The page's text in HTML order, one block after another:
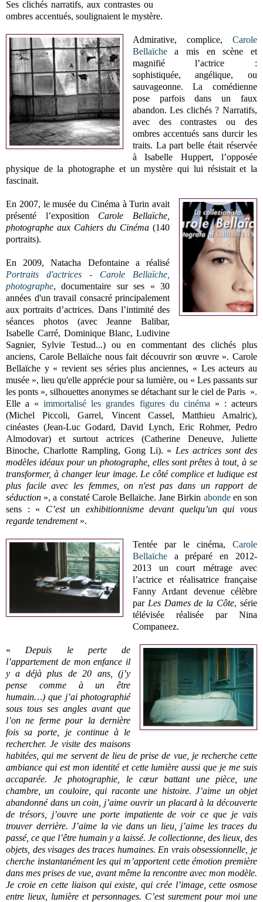
Ses clichés narratifs, aux contrastes ou
ombres accentués, soulignaient le mystère.
Admirative, complice, Carole
Bellaïchea mis en scène et
magnifié l’actrice :
sophistiquée, angélique, ou
sauvageonne. La comédienne
pose parfois dans un faux
abandon. Les clichés ? Narratifs,
avec des contrastes ou des
ombres accentués sans durcir les
traits. La part belle était réservée
à Isabelle Huppert, l’opposée
physique de la photographe et un mystère qui lui résistait et la
fascinait.
En 2007, le musée du Cinéma à Turin avait
présenté l’exposition Carole Bellaïche,
photographe aux Cahiers du Cinéma(140
portraits).
En 2009, Natacha Defontaine a réalisé
Portraits d'actrices - Carole Bellaïche,
photographe, documentaire sur ses « 30
années d'un travail consacré principalement
aux portraits d’actrices. Dans l’intimité des
séances photos (avec Jeanne Balibar,
Isabelle Carré, Dominique Blanc, Ludivine
Sagnier, Sylvie Testud...) ou en commentant des clichés plus
anciens, Carole Bellaïche nous fait découvrir son œuvre ». Carole
Bellaïche y « revient ses séries plus anciennes, « Les acteurs au
musée », lieu qu'elle apprécie pour sa lumière, ou « Les passants sur
les ponts », silhouettes anonymes se détachant sur le ciel de Paris ».
Elle a «immortalisé les grandes figures du cinéma » : acteurs
(Michel Piccoli, Garrel, Vincent Cassel, Matthieu Amalric),
cinéastes (Jean-Luc Godard, David Lynch, Eric Rohmer, Pedro
Almodovar) et surtout actrices (Catherine Deneuve, Juliette
Binoche, Charlotte Rampling, Gong Li). « Les actrices sont des
modèles idéaux pour un photographe, elles sont prêtes à tout, à se
transformer, à changer leur image. Le côté complice et ludique est
plus facile avec les femmes, on n'est pas dans un rapport de
séduction », a constaté Carole Bellaïche. Jane Birkin abondeen son
sens : « C’est un exhibitionnisme devant quelqu’un qui vous
regarde tendrement».
Tentée par le cinéma, Carole
Bellaïchea préparé en 2012-
2013 un court métrage avec
l’actrice et réalisatrice française
Fanny Ardant devenue célèbre
par Les Dames de la Côte, série
télévisée réalisée par Nina
Companeez.
« Depuis le perte de
l’appartement de mon enfance il
y a déjà plus de 20 ans, (j’y
pense comme à un être
humain…) que j’ai photographié
sous tous ses angles avant que
l’on ne ferme pour la dernière
fois sa porte, je continue à le
rechercher. Je visite des maisons
habitées, qui me servent de lieu de prise de vue, je recherche cette
ambiance qui est mon identité et cette lumière aussi que je me suis
accaparée. Je photographie, le cœur battant une pièce, une
chambre, un couloire, qui raconte une histoire. J’aime un objet
abandonné dans un coin, j’aime ouvrir un placard à la découverte
de trésors, j’ouvre une porte impatiente de voir ce que je vais
trouver derrière. J’aime la vie dans un lieu, j’aime les traces du
passé, ce que l’être humain y a laissé. Je collectionne, des lieux, des
objets, des visages des traces humaines. En vrais obsessionnelle, je
cherche instantanément les qui m’apportent cette émotion première
dans mes prises de vue, avant même la rencontre avec mon modèle.
Je croie en cette liaison qui existe, qui crée l’image, cette osmose
entre lieux, lumière et personnages. C’est surement pour moi une